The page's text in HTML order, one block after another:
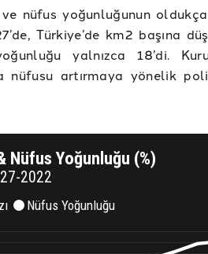
nüfus yoğunluğunun
Türkiye’de km2 başına
yalnızca 18’di.
nüfusu artırmaya yönelik